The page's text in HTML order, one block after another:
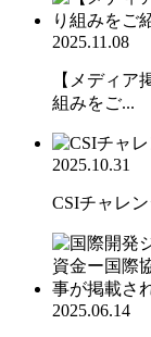
2025.11.08
【メディア
組みをご...
2025.10.31
CSIチャレ
2025.06.14